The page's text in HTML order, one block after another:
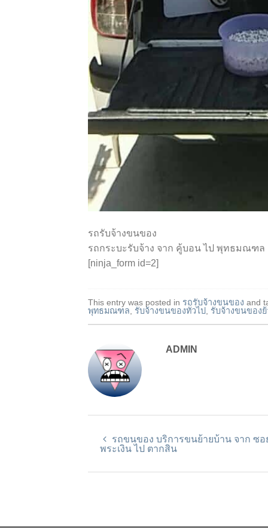
รถรับจ้างขนของ
รถกระบะรับจ้าง จาก คู้บอน ไป พุทธมณฑล
[ninja_form id=2]
This entry was posted in รถรับจ้างขนของ and
พุทธมณฑล
รับจ้างขนของทั่วไป รับจ้างขนของ
ADMIN
รถขนของ บริการขนย้ายบ้าน จาก ซอ
พระเงิน ไป ตากสิน